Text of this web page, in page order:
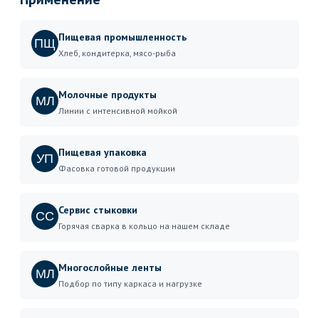
ПЩ Пищевая промышленность
Хлеб, кондитерка, мясо-рыба
МЛ Молочные продукты
Линии с интенсивной мойкой
УП Пищевая упаковка
Фасовка готовой продукции
СС Сервис стыковки
Горячая сварка в кольцо на нашем складе
МЛ Многослойные ленты
Подбор по типу каркаса и нагрузке